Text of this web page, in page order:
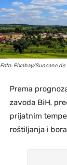
Foto: Pixabay/Suncano
Prema
zavoda BiH,
prijatnim
roštiljanja i